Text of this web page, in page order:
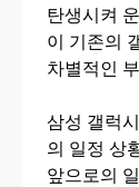
탄생시켜
이 기존의
차별적인
삼성 갤럭
의 일정 상
앞으로의